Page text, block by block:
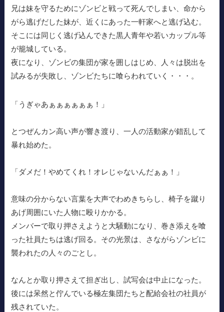
兄は妹を守るためにゾンビと戦って死んでしまい、命から
がら逃げだした妹が、近くにあった一軒家へと逃げ込む。
そこには同じく逃げ込んできた黒人青年や若いカップル等
が籠城している。
夜になり、ゾンビの集団が家を囲しはじめ、人々は脱出を
試みるが失敗し、ゾンビたちに喰らわれていく・・・。
「うぎゃあぁぁぁぁぁぁ！」
とつぜんカン高い声が響き渡り、一人の活動家が錯乱して
暴れ始めた。
「ダメだ！やめてくれ！オレじゃないんだぁぁ！」
意味の分からない言葉を大声でわめきちらし、椅子を蹴り
あげ周囲にいた人物に殴りかかる。
メンバーで取り押さえようと大騒動になり、巻き添えを喰
った社員たちは逃げ回る。その光景は、さながらゾンビに
襲われたの人々のごとし。
なんとか取り押さえて担ぎ出し、試写会は中止になった。
後には呆然と佇んでいる極左集団たちと配給会社の社員が
残されていた。